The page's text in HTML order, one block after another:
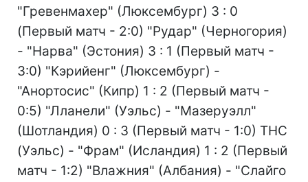
"Гревенмахер" (Люксембург) 3 : 0
(Первый матч - 2:0) "Рудар" (Черногория)
- "Нарва" (Эстония) 3 : 1 (Первый матч -
3:0) "Кэрийенг" (Люксембург) -
"Анортосис" (Кипр) 1 : 2 (Первый матч -
0:5) "Лланели" (Уэльс) - "Мазеруэлл"
(Шотландия) 0 : 3 (Первый матч - 1:0) ТНС
(Уэльс) - "Фрам" (Исландия) 1 : 2 (Первый
матч - 1:2) "Влажния" (Албания) - "Слайго